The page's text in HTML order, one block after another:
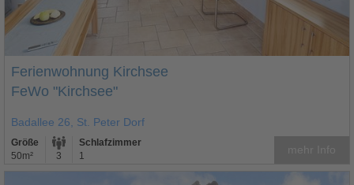
Ferienwohnung Kirchsee
FeWo "Kirchsee"
Badallee 26, St. Peter Dorf
Größe
50m²
3
Schlafzimmer
1